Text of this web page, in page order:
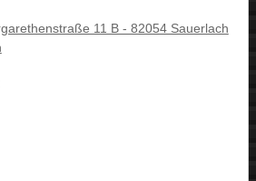
11 B - 82054 Sauerlach